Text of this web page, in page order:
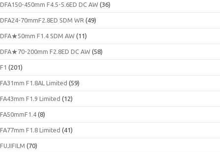
DFA150-450mm F4.5-5.6ED DC AW (36)
DFA24-70mmF2.8ED SDM WR (49)
DFA★50mm F1.4 SDM AW (11)
DFA★70-200mm F2.8ED DC AW (58)
F1 (201)
FA31mm F1.8AL Limited (59)
FA43mm F1.9 Limited (12)
FA50mmF1.4 (8)
FA77mm F1.8 Limited (41)
FUJIFILM (70)